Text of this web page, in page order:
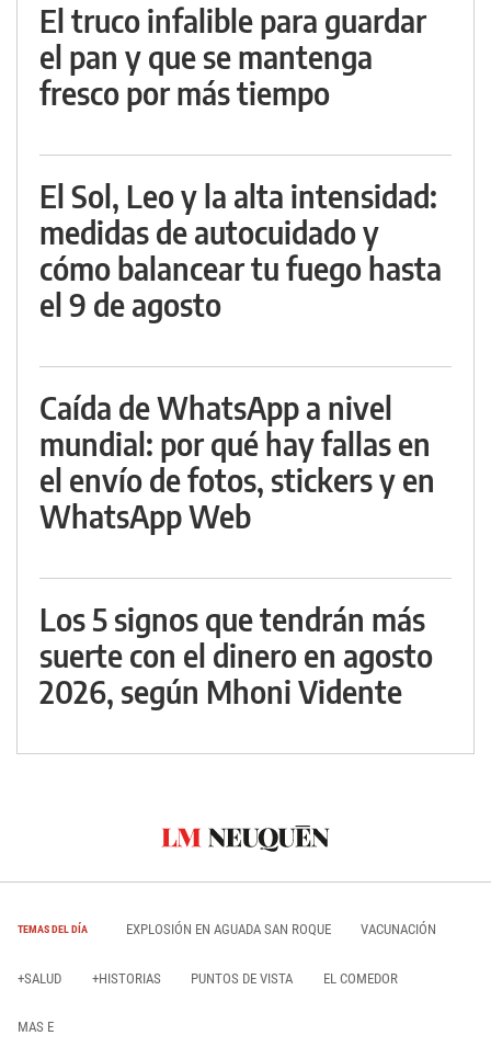
El truco infalible para guardar
el pan y que se mantenga
fresco por más tiempo
El Sol, Leo y la alta intensidad:
medidas de autocuidado y
cómo balancear tu fuego hasta
el 9 de agosto
Caída de WhatsApp a nivel
mundial: por qué hay fallas en
el envío de fotos, stickers y en
WhatsApp Web
Los 5 signos que tendrán más
suerte con el dinero en agosto
2026, según Mhoni Vidente
TEMAS DEL DÍA EXPLOSIÓN EN AGUADA SAN ROQUE VACUNACIÓN
+SALUD +HISTORIAS PUNTOS DE VISTA EL COMEDOR
MAS E